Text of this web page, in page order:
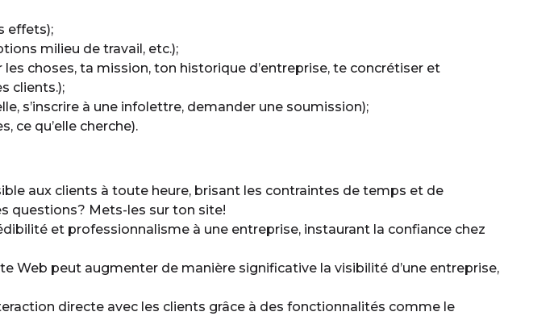
effets);
milieu de travail, etc.);
choses, ta mission, ton historique d’entreprise, te concrétiser et
clients.);
s’inscrire à une infolettre, demander une soumission);
ce qu’elle cherche).
aux clients à toute heure, brisant les contraintes de temps et de
questions? Mets-les sur ton site!
et professionnalisme à une entreprise, instaurant la confiance chez
Web peut augmenter de manière significative la visibilité d’une entreprise,
directe avec les clients grâce à des fonctionnalités comme le